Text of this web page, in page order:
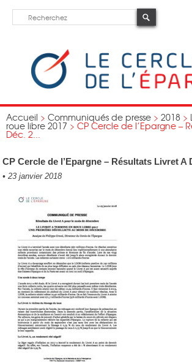
Accueil > Communiqués de presse > 2018 >
roue libre 2017 > CP Cercle de l’Epargne –
Déc. 2...
CP Cercle de l’Epargne – Résultats Livret A
• 23 janvier 2018